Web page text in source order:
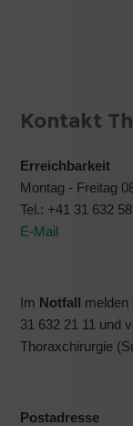
Kontakt
Erreichbarkeit
Montag - Freitag
Tel.: +41 31 632
E-Mail
Im Notfall melden
31 632 21 11 und
Thoraxchirurgie
Postadresse